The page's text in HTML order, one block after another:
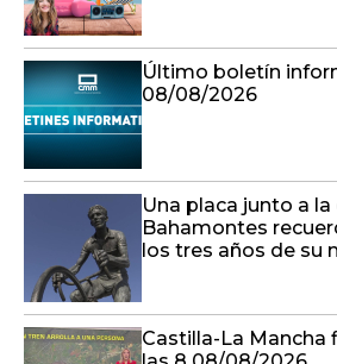
Último boletín
08/08/2026
Una placa junto a
Bahamontes
los tres años de su
Castilla-La Mancha